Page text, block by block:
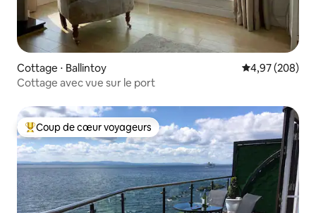
Cottage ⋅ Ballintoy Évaluation
4,97 (208)
Cottage avec vue sur le port
Coups de cœur voyageurs les plus appréciés
Coup de cœur voyageurs